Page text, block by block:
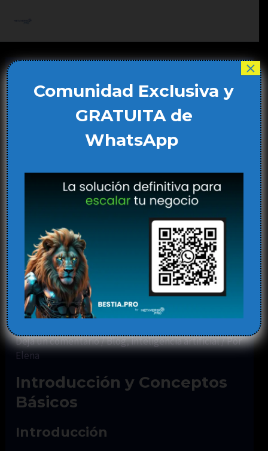
contenido
Cómo la IA está
transformando la
seguridad de red en
telecomunicaciones
Deja un comentario/Blog,inteligencia artificial/ Por
Elena
Introducción y Conceptos
Básicos
Introducción
Comunidad Exclusiva y
GRATUITA de
WhatsApp
×